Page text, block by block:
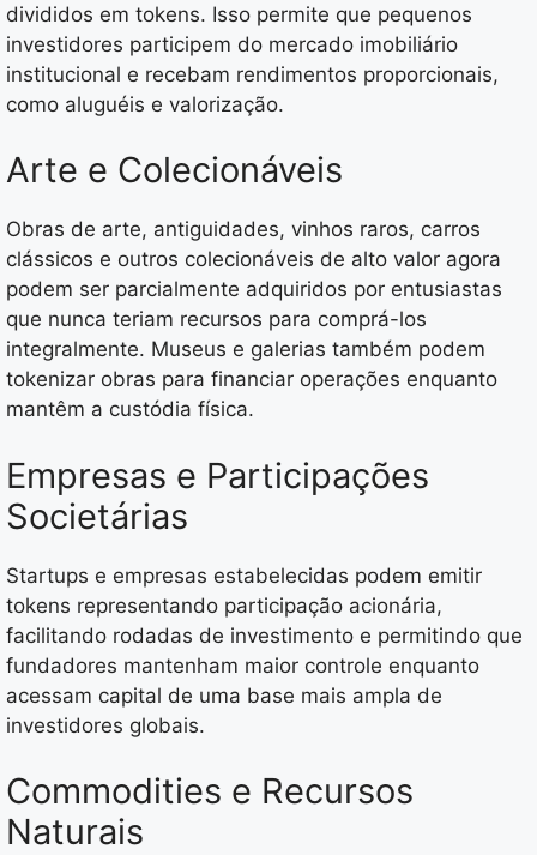
divididos em tokens. Isso permite que pequenos
investidores participem do mercado imobiliário
institucional e recebam rendimentos proporcionais,
como aluguéis e valorização.
Arte e Colecionáveis
Obras de arte, antiguidades, vinhos raros, carros
clássicos e outros colecionáveis de alto valor agora
podem ser parcialmente adquiridos por entusiastas
que nunca teriam recursos para comprá-los
integralmente. Museus e galerias também podem
tokenizar obras para financiar operações enquanto
mantêm a custódia física.
Empresas e Participações
Societárias
Startups e empresas estabelecidas podem emitir
tokens representando participação acionária,
facilitando rodadas de investimento e permitindo que
fundadores mantenham maior controle enquanto
acessam capital de uma base mais ampla de
investidores globais.
Commodities e Recursos
Naturais